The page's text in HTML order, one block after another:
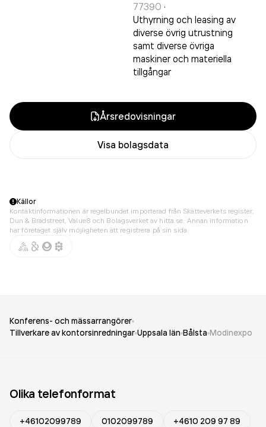
77390 ·
Uthyrning och leasing av
diverse övrig utrustning
samt diverse övriga
maskiner och materiella
tillgångar
Årsredovisningar
Visa bolagsdata
Källor
Kontaktinformationen är regelbundet importerad från Skatteverkets register,
Dun & Bradstreet, Value8 och Bolagsverket av hitta.se. Annan information
har företaget själv möjligheten att registrera på sin sida.
Konferens- och mässarrangörer
Tillverkare av kontorsinredningar Uppsala län Bålsta Modinexpo
Olika telefonformat
+46102099789 0102099789
+4610 209 97 89